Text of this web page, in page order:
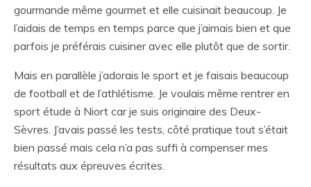
gourmande même gourmet et elle cuisinait beaucoup. Je
l’aidais de temps en temps parce que j’aimais bien et que
parfois je préférais cuisiner avec elle plutôt que de sortir.
Mais en parallèle j’adorais le sport et je faisais beaucoup
de football et de l’athlétisme. Je voulais même rentrer en
sport étude à Niort car je suis originaire des Deux-
Sèvres. J’avais passé les tests, côté pratique tout s’était
bien passé mais cela n’a pas suffi à compenser mes
résultats aux épreuves écrites.